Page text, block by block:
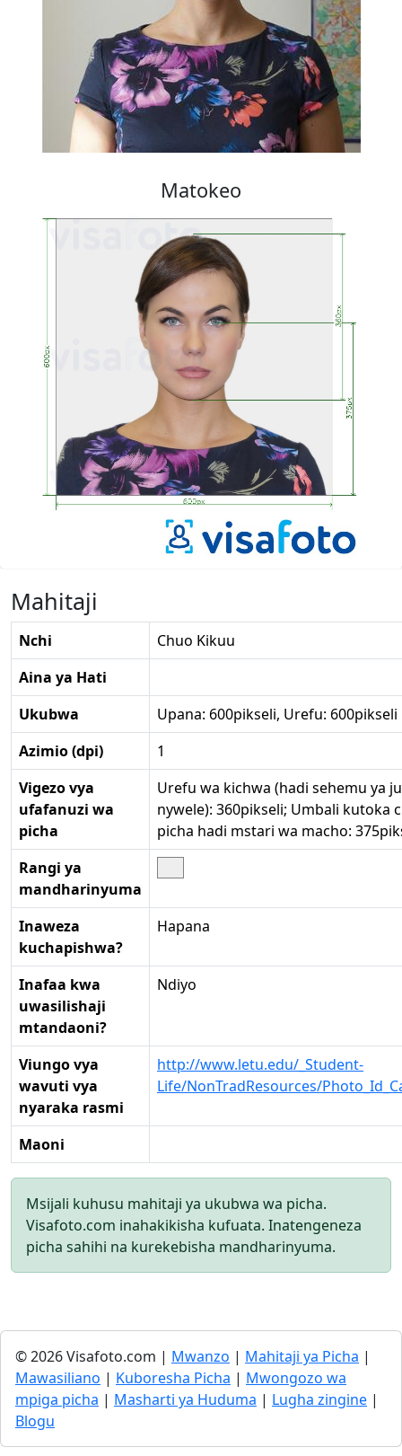
Matokeo
Mahitaji
Nchi
Chuo Kikuu
Aina ya Hati
Ukubwa
Upana: 600pikseli, Urefu: 600pikseli
Azimio (dpi)
1
Vigezo vya
ufafanuzi wa
picha
Urefu wa kichwa (hadi sehemu ya
nywele): 360pikseli; Umbali kutoka
picha hadi mstari wa macho:
Rangi ya
mandharinyuma
Inaweza
kuchapishwa?
Hapana
Inafaa kwa
uwasilishaji
mtandaoni?
Ndiyo
Viungo vya
wavuti vya
nyaraka rasmi
http://www.letu.edu/_Student-
Life/NonTradResources/
Maoni
Msijali kuhusu mahitaji ya ukubwa wa picha.
Visafoto.com inahakikisha kufuata. Inatengeneza
picha sahihi na kurekebisha mandharinyuma.
© 2026 Visafoto.com | Mwanzo | Mahitaji ya Picha |
Mawasiliano | Kuboresha Picha | Mwongozo wa
mpiga picha | Masharti ya Huduma | Lugha zingine |
Blogu